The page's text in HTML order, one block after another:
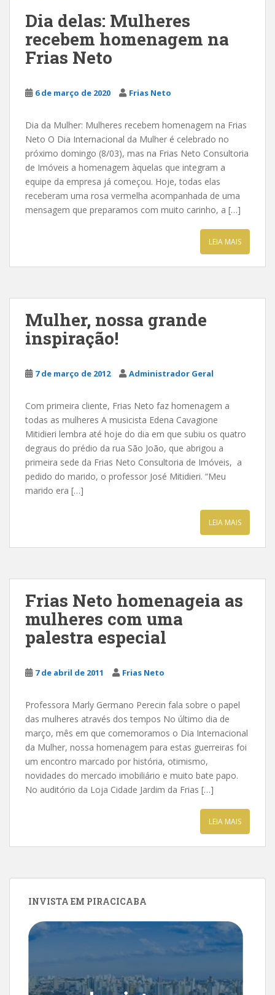
Dia delas: Mulheres
recebem homenagem na
Frias Neto
6 de março de 2020 Frias Neto
Dia da Mulher: Mulheres recebem homenagem na Frias
Neto O Dia Internacional da Mulher é celebrado no
próximo domingo (8/03), mas na Frias Neto Consultoria
de Imóveis a homenagem àquelas que integram a
equipe da empresa já começou. Hoje, todas elas
receberam uma rosa vermelha acompanhada de uma
mensagem que preparamos com muito carinho, a […]
LEIA MAIS
Mulher, nossa grande
inspiração!
7 de março de 2012 Administrador Geral
Com primeira cliente, Frias Neto faz homenagem a
todas as mulheres A musicista Edena Cavagione
Mitidieri lembra até hoje do dia em que subiu os quatro
degraus do prédio da rua São João, que abrigou a
primeira sede da Frias Neto Consultoria de Imóveis, a
pedido do marido, o professor José Mitidieri. “Meu
marido era […]
LEIA MAIS
Frias Neto homenageia as
mulheres com uma
palestra especial
7 de abril de 2011 Frias Neto
Professora Marly Germano Perecin fala sobre o papel
das mulheres através dos tempos No último dia de
março, mês em que comemoramos o Dia Internacional
da Mulher, nossa homenagem para estas guerreiras foi
um encontro marcado por história, otimismo,
novidades do mercado imobiliário e muito bate papo.
No auditório da Loja Cidade Jardim da Frias […]
LEIA MAIS
INVISTA EM PIRACICABA